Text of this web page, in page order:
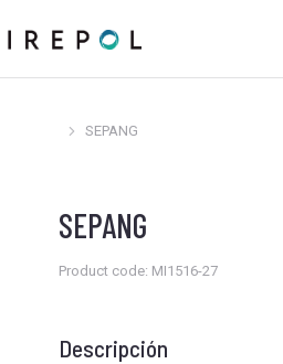
Estás aquí:
SEPANG
SEPANG
Product code: MI1516-27
Descripción